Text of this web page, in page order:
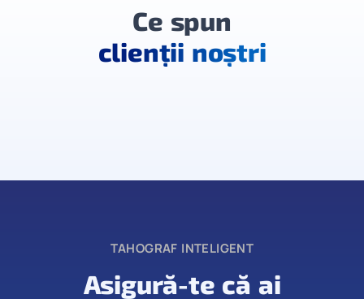
Ce spun
clienții noștri
TAHOGRAF INTELIGENT
Asigură-te că ai